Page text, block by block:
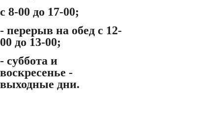
с 8-00 до 17-00;
- перерыв на обед с 12-
00 до 13-00;
- суббота и
воскресенье -
выходные дни.